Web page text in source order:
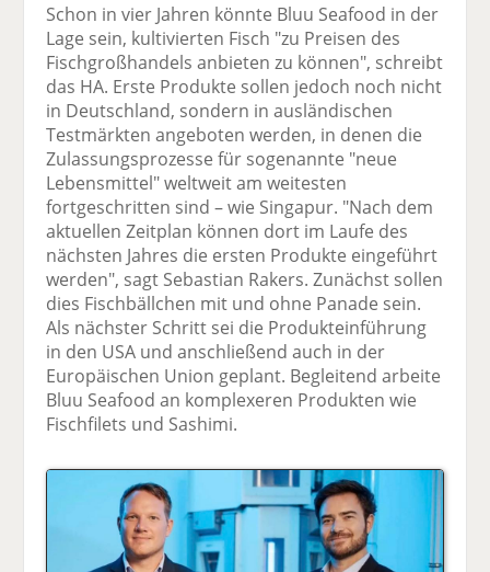
Schon in vier Jahren könnte Bluu Seafood in der
Lage sein, kultivierten Fisch "zu Preisen des
Fischgroßhandels anbieten zu können", schreibt
das HA. Erste Produkte sollen jedoch noch nicht
in Deutschland, sondern in ausländischen
Testmärkten angeboten werden, in denen die
Zulassungsprozesse für sogenannte "neue
Lebensmittel" weltweit am weitesten
fortgeschritten sind – wie Singapur. "Nach dem
aktuellen Zeitplan können dort im Laufe des
nächsten Jahres die ersten Produkte eingeführt
werden", sagt Sebastian Rakers. Zunächst sollen
dies Fischbällchen mit und ohne Panade sein.
Als nächster Schritt sei die Produkteinführung
in den USA und anschließend auch in der
Europäischen Union geplant. Begleitend arbeite
Bluu Seafood an komplexeren Produkten wie
Fischfilets und Sashimi.